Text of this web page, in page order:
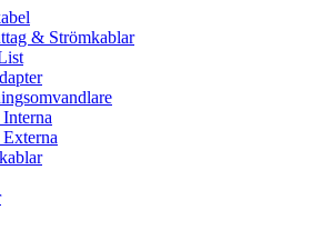
& Strömkablar